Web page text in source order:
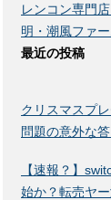
レンコン専門
明・潮風ファ
最近の投稿
クリスマスプ
問題の意外な答
【速報？】
始か？転売ヤ